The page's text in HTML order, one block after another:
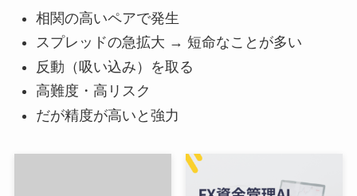
相関の高いペアで発生
スプレッドの急拡大 → 短命なことが多い
反動（吸い込み）を取る
高難度・高リスク
だが精度が高いと強力